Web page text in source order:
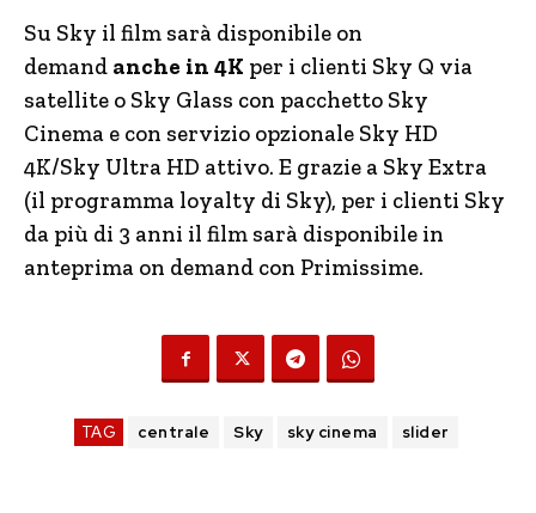
Su Sky il film sarà disponibile on
demand anche in 4K per i clienti Sky Q via
satellite o Sky Glass con pacchetto Sky
Cinema e con servizio opzionale Sky HD
4K/Sky Ultra HD attivo. E grazie a Sky Extra
(il programma loyalty di Sky), per i clienti Sky
da più di 3 anni il film sarà disponibile in
anteprima on demand con Primissime.
TAG centrale Sky sky cinema slider